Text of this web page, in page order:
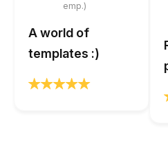
emp.)
A world of
templates :)